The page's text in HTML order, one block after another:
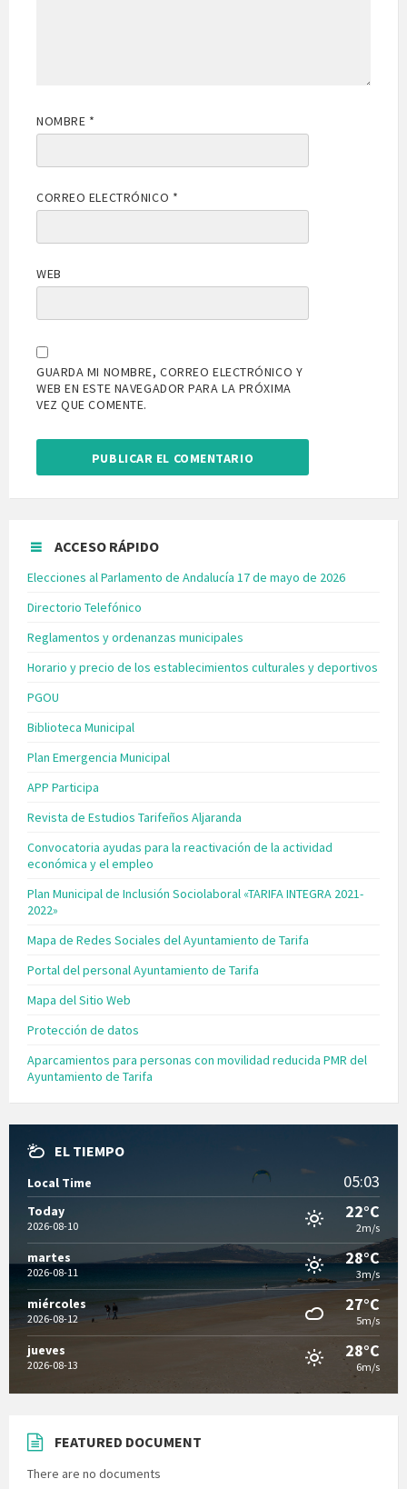
NOMBRE *
CORREO ELECTRÓNICO *
WEB
GUARDA MI NOMBRE, CORREO ELECTRÓNICO Y
WEB EN ESTE NAVEGADOR PARA LA PRÓXIMA
VEZ QUE COMENTE.
ACCESO RÁPIDO
Elecciones al Parlamento de Andalucía 17 de mayo de 2026
Directorio Telefónico
Reglamentos y ordenanzas municipales
Horario y precio de los establecimientos culturales y deportivos
PGOU
Biblioteca Municipal
Plan Emergencia Municipal
APP Participa
Revista de Estudios Tarifeños Aljaranda
Convocatoria ayudas para la reactivación de la actividad
económica y el empleo
Plan Municipal de Inclusión Sociolaboral «TARIFA INTEGRA 2021-
2022»
Mapa de Redes Sociales del Ayuntamiento de Tarifa
Portal del personal Ayuntamiento de Tarifa
Mapa del Sitio Web
Protección de datos
Aparcamientos para personas con movilidad reducida PMR del
Ayuntamiento de Tarifa
EL TIEMPO
Local Time 05:03
Today
2026-08-10
22°C
2m/s
martes
2026-08-11
28°C
3m/s
miércoles
2026-08-12
27°C
5m/s
jueves
2026-08-13
28°C
6m/s
FEATURED DOCUMENT
There are no documents